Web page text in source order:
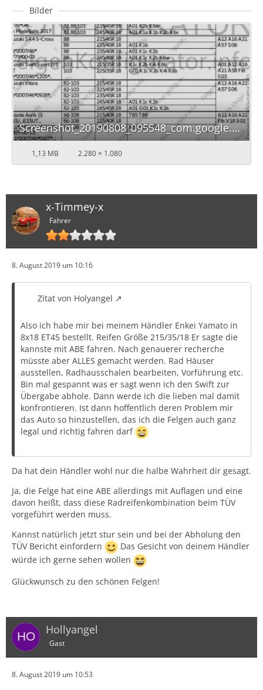
Bilder
Screenshot_20190808_095548_com.google.android.apps.docs.jpg
1,13 MB 2.280 × 1.080
x-Timmey-x
Fahrer
8. August 2019 um 10:16
Zitat von Holyangel
Also ich habe mir bei meinem Händler Enkei Yamato in
8x18 ET45 bestellt. Reifen Größe 215/35/18 Er sagte die
kannste mit ABE fahren. Nach genauerer recherche
müsste aber ALLES gemacht werden. Rad Häuser
ausstellen, Radhausschalen bearbeiten, Vorführung etc.
Bin mal gespannt was er sagt wenn ich den Swift zur
Übergabe abhole. Dann werde ich die lieben mal damit
konfrontieren. Ist dann hoffentlich deren Problem mir
das Auto so hinzustellen, das ich die Felgen auch ganz
legal und richtig fahren darf
Da hat dein Händler wohl nur die halbe Wahrheit dir gesagt.
Ja, die Felge hat eine ABE allerdings mit Auflagen und eine
davon heißt, dass diese Radreifenkombination beim TÜV
vorgeführt werden muss.
Kannst natürlich jetzt stur sein und bei der Abholung den
TÜV Bericht einfordern
Das Gesicht von deinem Händler
würde ich gerne sehen wollen
Glückwunsch zu den schönen Felgen!
Hollyangel
Gast
8. August 2019 um 10:53